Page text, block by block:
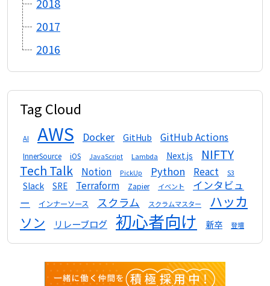
2017
2016
Tag Cloud
AI AWS Docker GitHub GitHub Actions
InnerSource iOS JavaScript Lambda Next.js
NIFTY
Tech Talk
Notion PickUp Python React S3
Slack SRE Terraform Zapier イベント
インタビュ
ー
インナーソース スクラム スクラムマスター
ハッカ
ソン
リレーブログ 初心者向け 新卒 登壇